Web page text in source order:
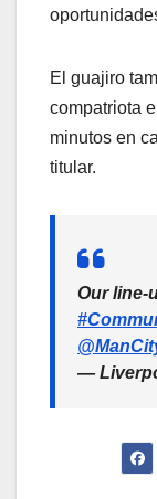
El guajiro
compatriota
minutos en
titular.
Our line-
—